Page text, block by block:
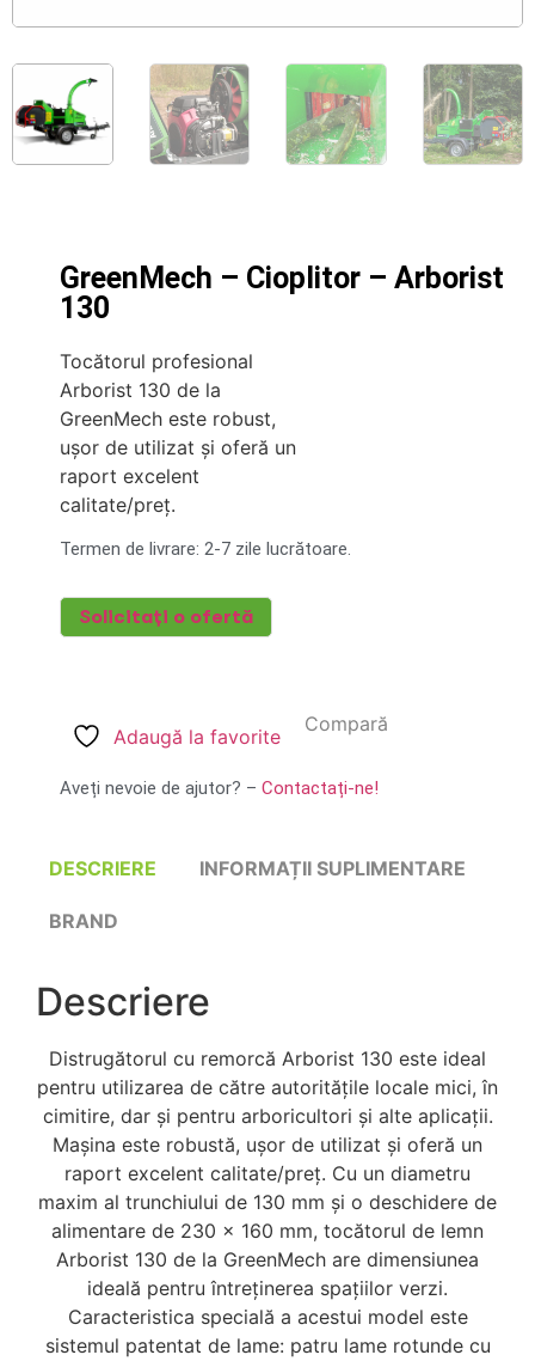
GreenMech – Cioplitor – Arborist
130
Tocătorul profesional
Arborist 130 de la
GreenMech este robust,
ușor de utilizat și oferă un
raport excelent
calitate/preț.
Termen de livrare: 2-7 zile lucrătoare.
Solicitați o ofertă
Adaugă la favorite
Compară
Aveți nevoie de ajutor? – Contactați-ne!
DESCRIERE INFORMAȚII SUPLIMENTARE
BRAND
Descriere
Distrugătorul cu remorcă Arborist 130 este ideal
pentru utilizarea de către autoritățile locale mici, în
cimitire, dar și pentru arboricultori și alte aplicații.
Mașina este robustă, ușor de utilizat și oferă un
raport excelent calitate/preț. Cu un diametru
maxim al trunchiului de 130 mm și o deschidere de
alimentare de 230 x 160 mm, tocătorul de lemn
Arborist 130 de la GreenMech are dimensiunea
ideală pentru întreținerea spațiilor verzi.
Caracteristica specială a acestui model este
sistemul patentat de lame: patru lame rotunde cu